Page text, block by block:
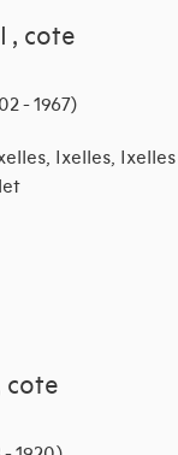
, cote
- 1967)
Ixelles, Ixelles
cote